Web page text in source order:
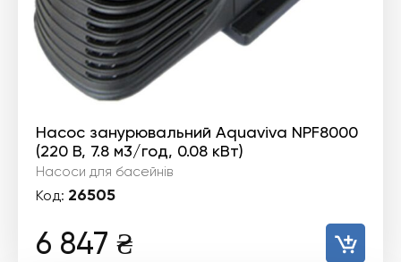
Насос занурювальний Aquaviva NPF8000
(220 В, 7.8 м3/год, 0.08 кВт)
Насоси для басейнів
Код: 26505
6 847 ₴